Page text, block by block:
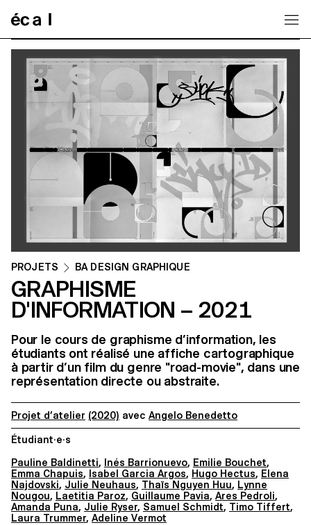
PROJETS BA DESIGN GRAPHIQUE
GRAPHISME
D'INFORMATION – 2021
Pour le cours de graphisme d’information, les
étudiants ont réalisé une affiche cartographique
à partir d’un film du genre "road-movie", dans une
représentation directe ou abstraite.
Projet d’atelier (2020) avec Angelo Benedetto
Étudiant·e·s
Pauline Baldinetti, Inés Barrionuevo, Emilie Bouchet,
Emma Chapuis, Isabel Garcia Argos, Hugo Hectus, Elena
Najdovski, Julie Neuhaus, Thaïs Nguyen Huu, Lynne
Nougou, Laetitia Paroz, Guillaume Pavia, Ares Pedroli,
Amanda Puna, Julie Ryser, Samuel Schmidt, Timo Tiffert,
Laura Trummer, Adeline Vermot